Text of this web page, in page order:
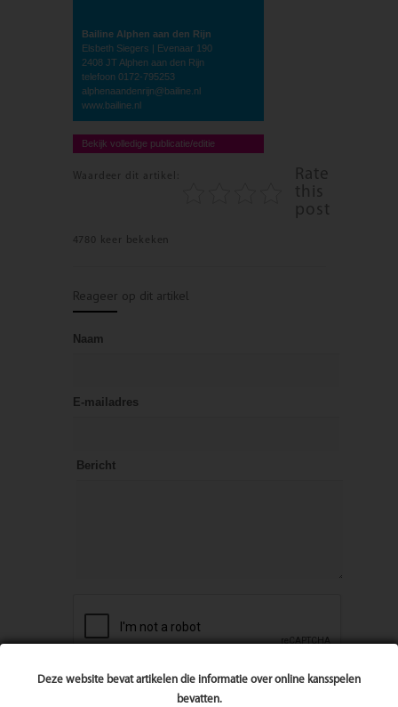
Deze website bevat artikelen die informatie over online kansspelen
bevatten.
Bailine Alphen aan den Rijn
Elsbeth Siegers | Evenaar 190
2408 JT Alphen aan den Rijn
telefoon 0172-795253
alphenaandenrijn@bailine.nl
www.bailine.nl
Bekijk volledige publicatie/editie
Waardeer dit artikel:
Rate
this
post
4780 keer bekeken
Reageer op dit artikel
Naam
E-mailadres
Bericht